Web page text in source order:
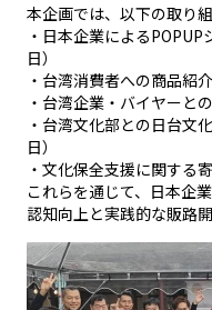
本企画では、以下の取り
・日本企業による
日）
・台湾消費者への商品紹
・台湾企業・バイヤーと
・台湾文化部との日台文
日）
・文化保全支援に関する
これらを通じて、日本企
認知向上と実践的な販路